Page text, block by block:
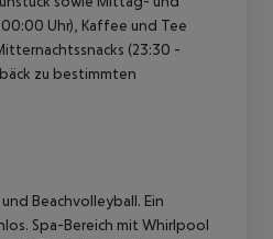
Uhr), Kaffee und Tee
(23:30 -
zu bestimmten
Beachvolleyball. Ein
Spa-Bereich mit Whirlpool